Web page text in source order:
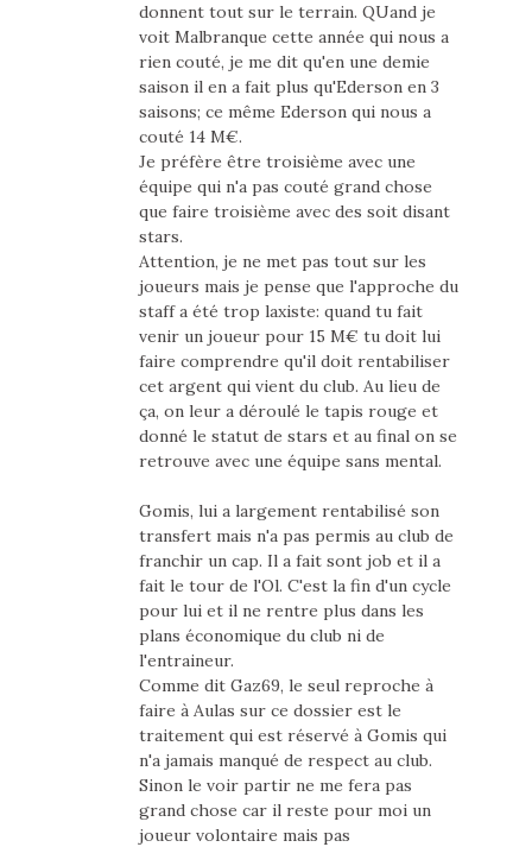
donnent tout sur le terrain. QUand je
voit Malbranque cette année qui nous a
rien couté, je me dit qu'en une demie
saison il en a fait plus qu'Ederson en 3
saisons; ce même Ederson qui nous a
couté 14 M€.
Je préfère être troisième avec une
équipe qui n'a pas couté grand chose
que faire troisième avec des soit disant
stars.
Attention, je ne met pas tout sur les
joueurs mais je pense que l'approche du
staff a été trop laxiste: quand tu fait
venir un joueur pour 15 M€ tu doit lui
faire comprendre qu'il doit rentabiliser
cet argent qui vient du club. Au lieu de
ça, on leur a déroulé le tapis rouge et
donné le statut de stars et au final on se
retrouve avec une équipe sans mental.
Gomis, lui a largement rentabilisé son
transfert mais n'a pas permis au club de
franchir un cap. Il a fait sont job et il a
fait le tour de l'Ol. C'est la fin d'un cycle
pour lui et il ne rentre plus dans les
plans économique du club ni de
l'entraineur.
Comme dit Gaz69, le seul reproche à
faire à Aulas sur ce dossier est le
traitement qui est réservé à Gomis qui
n'a jamais manqué de respect au club.
Sinon le voir partir ne me fera pas
grand chose car il reste pour moi un
joueur volontaire mais pas